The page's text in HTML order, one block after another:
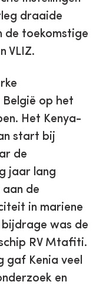
draaide
de toekomstige
VLIZ.
België op het
Het Kenya-
start bij
de
jaar lang
aan de
in mariene
bijdrage was de
RV Mtafiti.
gaf Kenia veel
en